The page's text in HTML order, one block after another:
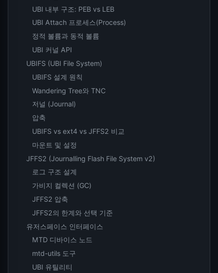
UBI 내부 구조: PEB vs LEB
UBI Attach 프로세스(Process)
정적 볼륨과 동적 볼륨
UBI 커널 API
UBIFS (UBI File System)
UBIFS 설계 원칙
Wandering Tree와 TNC
저널 (Journal)
압축
UBIFS vs ext4 vs JFFS2 비교
마운트 및 설정
JFFS2 (Journalling Flash File System v2)
로그 구조 설계
가비지 컬렉션 (GC)
JFFS2 압축
JFFS2의 한계와 선택 기준
유저스페이스 인터페이스
MTD 디바이스 노드
mtd-utils 도구
UBI 유틸리티